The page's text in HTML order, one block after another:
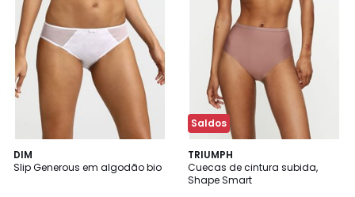
DIM
Slip Generous em algodão bio
4,4
/ 5
2
Cores
Saldos
TRIUMPH
Cuecas de cintura subida,
Shape Smart
4,6
/ 5